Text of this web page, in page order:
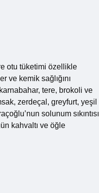
otu tüketimi özellikle
ve kemik sağlığını
tere, brokoli ve
zerdeçal, greyfurt, yeşil
solunum sıkıntısı
kahvaltı ve öğle